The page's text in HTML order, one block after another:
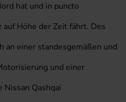
hat und in puncto
Höhe der Zeit fährt. Des
an einer standesgemäßen und
und einer
Nissan Qashqai